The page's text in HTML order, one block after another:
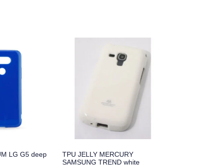
LG G5 deep
TPU JELLY MERCURY
SAMSUNG TREND white